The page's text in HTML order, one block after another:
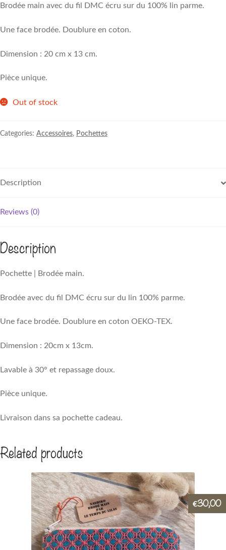
Brodée main avec du fil DMC écru sur du 100% lin parme.
Une face brodée. Doublure en coton.
Dimension : 20 cm x 13 cm.
Pièce unique.
Out of stock
Categories: Accessoires, Pochettes
Description
Reviews (0)
Description
Pochette | Brodée main.
Brodée avec du fil DMC écru sur du lin 100% parme.
Une face brodée. Doublure en coton OEKO-TEX.
Dimension : 20cm x 13cm.
Lavable à 30° et repassage doux.
Pièce unique.
Livraison dans sa pochette cadeau.
Related products
€30,00